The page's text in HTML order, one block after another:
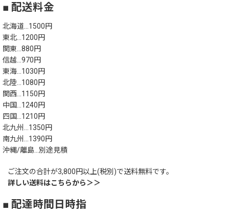
■ 配送料金
北海道…1500円
東北…1200円
関東…880円
信越…970円
東海…1030円
北陸…1080円
関西…1150円
中国…1240円
四国…1210円
北九州…1350円
南九州…1390円
沖縄/離島…別途見積
ご注文の合計が3,800円以上(税別)で送料無料です。
詳しい送料はこちらから＞＞
■ 配達時間日時指